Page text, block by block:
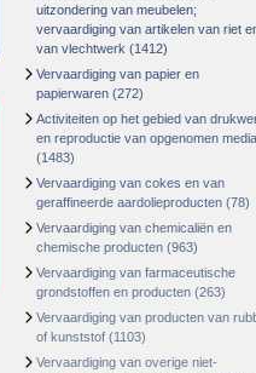
uitzondering van meubelen;
vervaardiging van artikelen van riet
van vlechtwerk (1412)
Vervaardiging van papier en
papierwaren (272)
Activiteiten op het gebied van
en reproductie van opgenomen media
(1483)
Vervaardiging van cokes en van
geraffineerde aardolieproducten (78)
Vervaardiging van chemicaliën en
chemische producten (963)
Vervaardiging van farmaceutische
grondstoffen en producten (263)
Vervaardiging van producten van
of kunststof (1103)
Vervaardiging van overige niet-